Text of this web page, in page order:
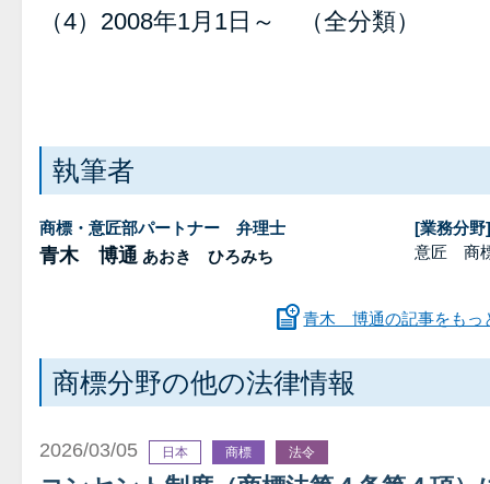
（4）2008年1月1日～ （全分類）
執筆者
商標・意匠部パートナー 弁理士
青木 博通 あおき ひろみち
[業務分野]
意匠 商
青木 博通の記事をもっ
商標分野の他の法律情報
2026/03/05 日本 商標 法令